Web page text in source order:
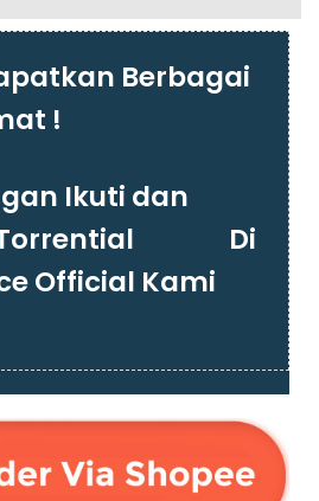
Berbagai
!
Ikuti dan
Torrential Di
Official Kami